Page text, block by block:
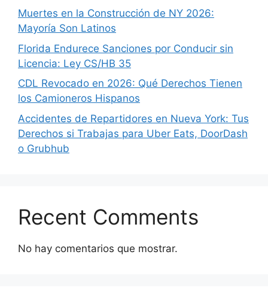
Muertes en la Construcción de NY 2026:
Mayoría Son Latinos
Florida Endurece Sanciones por Conducir sin
Licencia: Ley CS/HB 35
CDL Revocado en 2026: Qué Derechos Tienen
los Camioneros Hispanos
Accidentes de Repartidores en Nueva York: Tus
Derechos si Trabajas para Uber Eats, DoorDash
o Grubhub
Recent Comments
No hay comentarios que mostrar.